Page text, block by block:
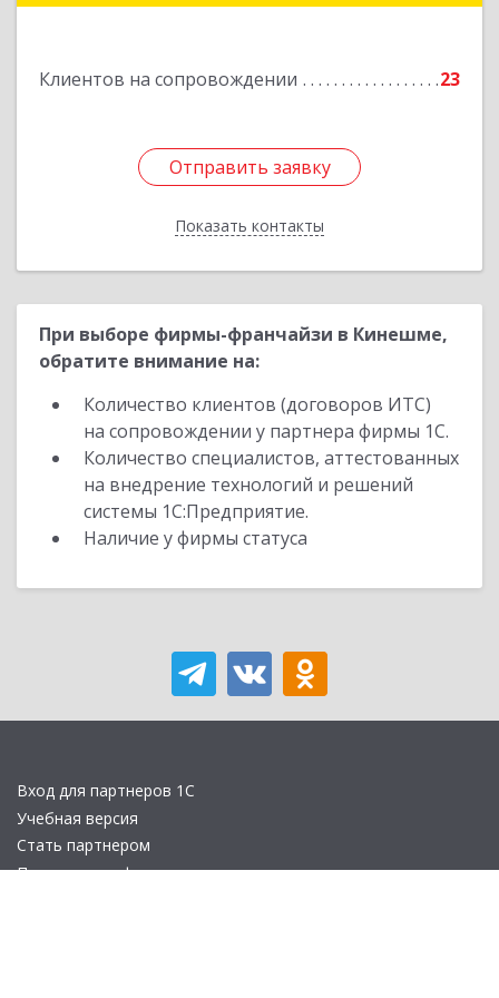
Клиентов на сопровождении 23
Отправить заявку
Показать контакты
Отправить заявку
Назад
При выборе фирмы-франчайзи в Кинешме,
обратите внимание на:
Количество клиентов (договоров ИТС)
на сопровождении у партнера фирмы 1С.
Количество специалистов, аттестованных
на внедрение технологий и решений
системы 1С:Предприятие.
Наличие у фирмы статуса
Вход для партнеров 1С
Учебная версия
Стать партнером
Политика конфиденциальности